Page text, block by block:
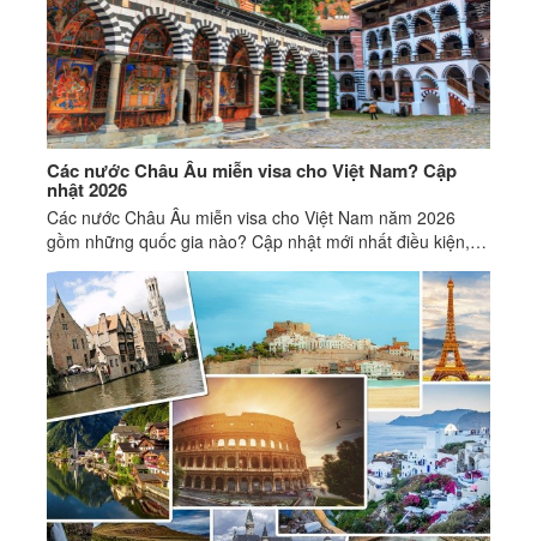
Các nước Châu Âu miễn visa cho Việt Nam? Cập
nhật 2026
Các nước Châu Âu miễn visa cho Việt Nam năm 2026
gồm những quốc gia nào? Cập nhật mới nhất điều kiện,